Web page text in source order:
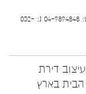
הילית קרש עיצוב ואדריכלות פנים, מושב הבונים, ט: 04-9894848 נ: 052-
דירת
הבית בארץ